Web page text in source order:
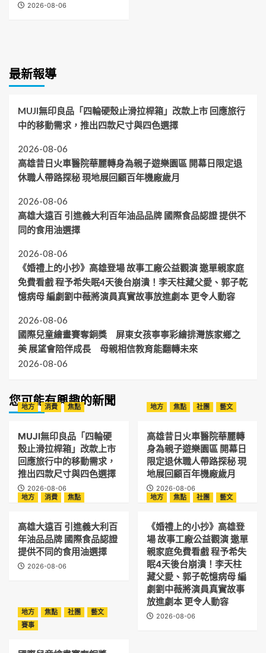
2026-08-06
最新報導
MUJI無印良品「四輪硬殼止滑拉桿箱」改款上市 回應旅行
中的移動需求，推出四款尺寸與四色選擇
2026-08-06
高雄昔日火車醫院華麗轉身為親子遊樂園區 開幕日限定退
休職人帶路探秘 現地展回顧百年機廠歲月
2026-08-06
高雄大遠百 引進義大利百年油品品牌 國際食品認證 提供不
同的食用油選擇
2026-08-06
《婚禮上的小抄》高雄登場 故事工廠公益觀演 邀單親家庭
免費看戲 程予希失眠4天後台崩潰！李天柱藏父愛、郭子乾
憶病母 編劇劉中薇將演員真實故事放進劇本 更令人動容
2026-08-06
國際兒童繪畫賽奪銅獎 屏東女孩寧寧彩繪排灣族家鄉之
美 展望會陪伴成長 母親相信教育能翻轉未來
2026-08-06
您可能有興趣的新聞
地方 消費 焦點
MUJI無印良品「四輪硬
殼止滑拉桿箱」改款上市
回應旅行中的移動需求，
推出四款尺寸與四色選擇
2026-08-06
地方 焦點 社團 藝文
高雄昔日火車醫院華麗轉
身為親子遊樂園區 開幕日
限定退休職人帶路探秘 現
地展回顧百年機廠歲月
2026-08-06
地方
消費 焦點
高雄大遠百 引進義大利百
年油品品牌 國際食品認證
提供不同的食用油選擇
2026-08-06
地方 焦點 社團 藝文
《婚禮上的小抄》高雄登
場 故事工廠公益觀演 邀單
親家庭免費看戲 程予希失
眠4天後台崩潰！李天柱
藏父愛、郭子乾憶病母 編
劇劉中薇將演員真實故事
放進劇本 更令人動容
2026-08-06
地方 焦點 社團
藝文
賽事